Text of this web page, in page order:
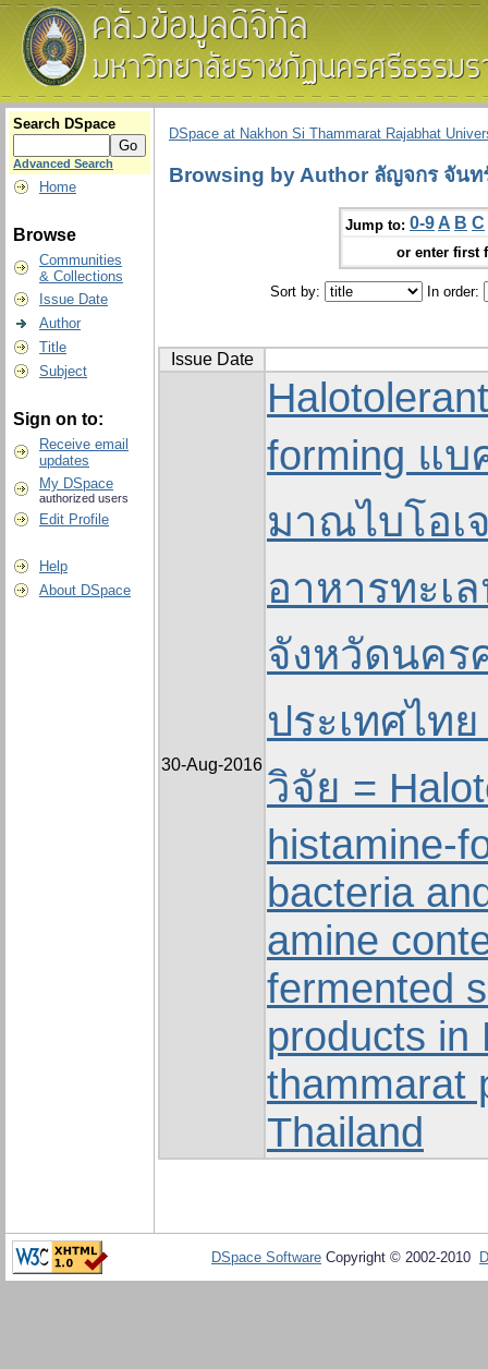
Search DSpace
Advanced Search
Home
Browse
Communities
& Collections
Issue Date
Author
Title
Subject
Sign on to:
Receive email
updates
My DSpace
authorized users
Edit Profile
Help
About DSpace
DSpace at Nakhon Si Thammarat Rajabhat
Browsing by Author ลัญจกร จัน
Jump to: 0-9 A B C
or enter first
Sort by: In order:
Issue Date
30-Aug-2016
forming แบ
มาณไบโอเ
อาหารทะเ
จังหวัดนคร
ประเทศไท
วิจัย =
histamine-
bacteria
amine
fermented
products in
thammarat
Thailand
DSpace Software Copyright © 2002-2010